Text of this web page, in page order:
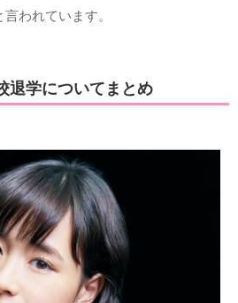
われています。
退学についてまとめ